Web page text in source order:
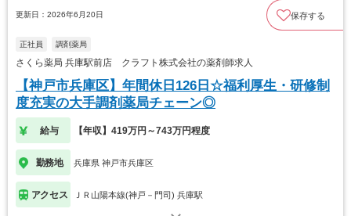
更新日：2026年6月20日 保存する
正社員 調剤薬局
さくら薬局 兵庫駅前店 クラフト株式会社の薬剤師求人
【神戸市兵庫区】年間休日126日☆福利厚生・研修制
度充実の大手調剤薬局チェーン◎
給与 【年収】419万円～743万円程度
勤務地 兵庫県 神戸市兵庫区
アクセス ＪＲ山陽本線(神戸－門司) 兵庫駅